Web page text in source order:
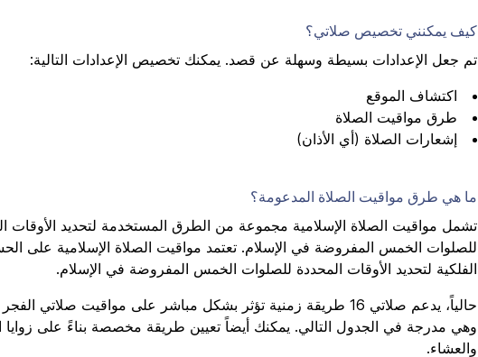
كيف يمكنني تخصيص صلاتي؟
تم جعل الإعدادات بسيطة وسهلة عن قصد. يمكنك تخصيص الإعدادات التالية:
اكتشاف الموقع
طرق مواقيت الصلاة
إشعارات الصلاة (أي الأذان)
ما هي طرق مواقيت الصلاة المدعومة؟
تشمل مواقيت الصلاة الإسلامية مجموعة من الطرق المستخدمة لتحديد الأوقات
للصلوات الخمس المفروضة في الإسلام. تعتمد مواقيت الصلاة الإسلامية على
الفلكية لتحديد الأوقات المحددة للصلوات الخمس المفروضة في الإسلام.
حالياً، يدعم صلاتي 16 طريقة زمنية تؤثر بشكل مباشر على مواقيت صلاتي
وهي مدرجة في الجدول التالي. يمكنك أيضاً تعيين طريقة مخصصة بناءً على زوايا
والعشاء.